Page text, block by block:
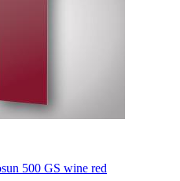
500 GS wine red